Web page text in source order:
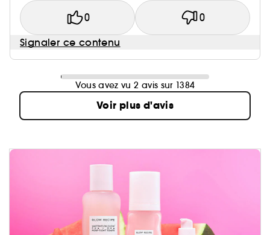
0 0
Signaler ce contenu
Vous avez vu 2 avis sur 1384
Voir plus d'avis